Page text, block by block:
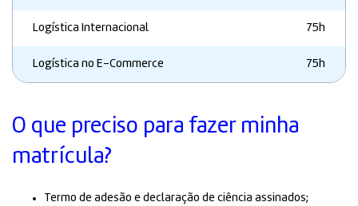
Logística Internacional 75h
Logística no E-Commerce 75h
O que preciso para fazer minha
matrícula?
Termo de adesão e declaração de ciência assinados;